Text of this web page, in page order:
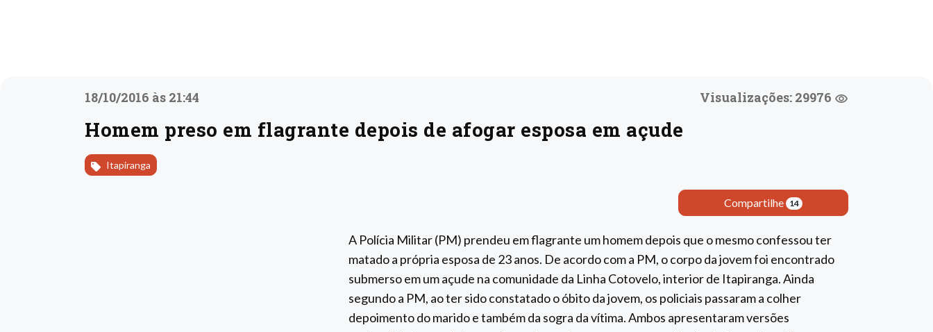
18/10/2016 às 21:44 Visualizações: 29976
Homem preso em flagrante depois de afogar esposa em açude
Itapiranga
Compartilhe 14
A Polícia Militar (PM) prendeu em flagrante um homem depois que o mesmo confessou ter
matado a própria esposa de 23 anos. De acordo com a PM, o corpo da jovem foi encontrado
submerso em um açude na comunidade da Linha Cotovelo, interior de Itapiranga. Ainda
segundo a PM, ao ter sido constatado o óbito da jovem, os policiais passaram a colher
depoimento do marido e também da sogra da vítima. Ambos apresentaram versões